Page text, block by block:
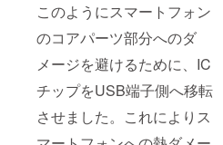
このようにスマートフォン
のコアパーツ部分へのダ
メージを避けるために、IC
チップをUSB端子側へ移転
させました。これによりス